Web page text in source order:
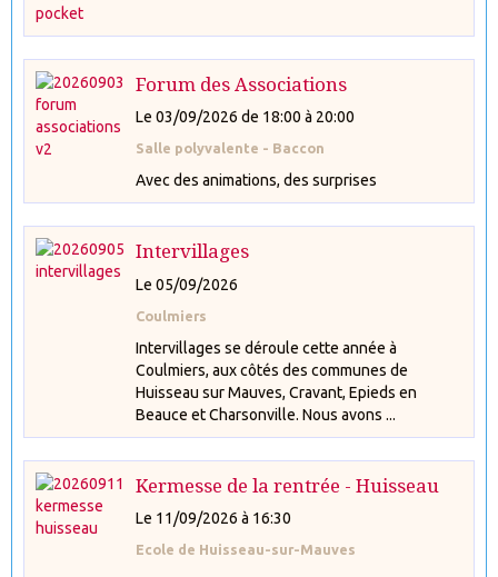
Forum des Associations
Le 03/09/2026 de 18:00 à 20:00
Salle polyvalente - Baccon
Avec des animations, des surprises
Intervillages
Le 05/09/2026
Coulmiers
Intervillages se déroule cette année à
Coulmiers, aux côtés des communes de
Huisseau sur Mauves, Cravant, Epieds en
Beauce et Charsonville. Nous avons ...
Kermesse de la rentrée - Huisseau
Le 11/09/2026 à 16:30
Ecole de Huisseau-sur-Mauves